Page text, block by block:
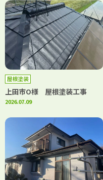
屋根塗装
上田市O様 屋根塗装工事
2026.07.09